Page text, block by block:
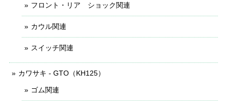
フロント・リア ショック関連
カウル関連
スイッチ関連
カワサキ - GTO（KH125）
ゴム関連